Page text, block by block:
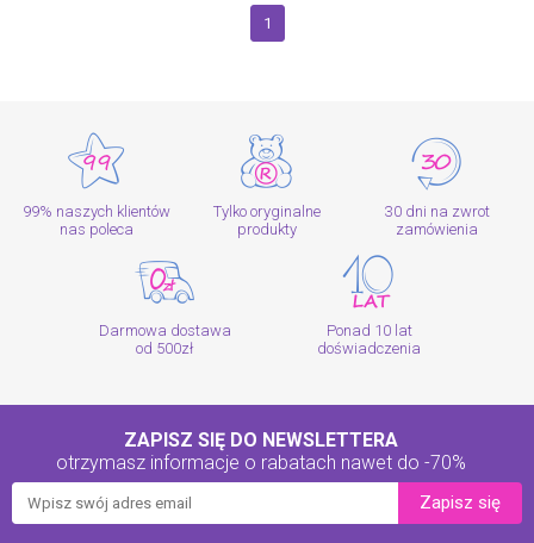
1
99% naszych klientów
nas poleca
Tylko oryginalne
produkty
30 dni na zwrot
zamówienia
Darmowa dostawa
od 500zł
Ponad 10 lat
doświadczenia
ZAPISZ SIĘ DO NEWSLETTERA
otrzymasz informacje o rabatach nawet do -70%
Zapisz się